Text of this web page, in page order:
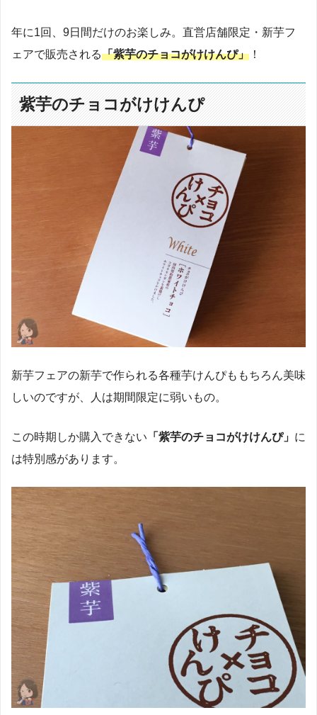
年に1回、9日間だけのお楽しみ。直営店舗限定・新芋フ
ェアで販売される「紫芋のチョコがけけんぴ」 ！
紫芋のチョコがけけんぴ
新芋フェアの新芋で作られる各種芋けんぴももちろん美味
しいのですが、人は期間限定に弱いもの。
この時期しか購入できない 「紫芋のチョコがけけんぴ」 に
は特別感があります。